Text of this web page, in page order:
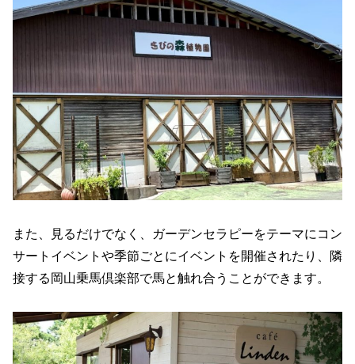
また、見るだけでなく、ガーデンセラピーをテーマにコン
サートイベントや季節ごとにイベントを開催されたり、隣
接する岡山乗馬倶楽部で馬と触れ合うことができます。